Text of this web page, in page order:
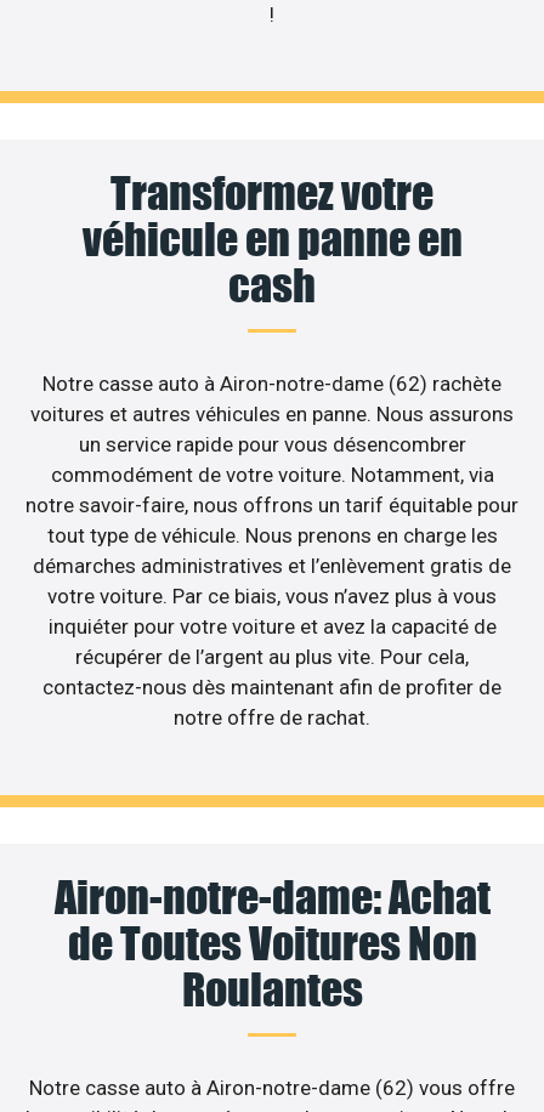
!
Transformez votre
véhicule en panne en
cash
Notre casse auto à Airon-notre-dame (62) rachète
voitures et autres véhicules en panne. Nous assurons
un service rapide pour vous désencombrer
commodément de votre voiture. Notamment, via
notre savoir-faire, nous offrons un tarif équitable pour
tout type de véhicule. Nous prenons en charge les
démarches administratives et l’enlèvement gratis de
votre voiture. Par ce biais, vous n’avez plus à vous
inquiéter pour votre voiture et avez la capacité de
récupérer de l’argent au plus vite. Pour cela,
contactez-nous dès maintenant afin de profiter de
notre offre de rachat.
Airon-notre-dame: Achat
de Toutes Voitures Non
Roulantes
Notre casse auto à Airon-notre-dame (62) vous offre